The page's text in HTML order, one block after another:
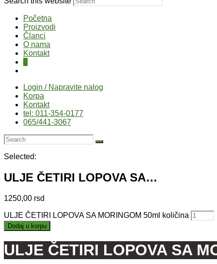
Početna
Proizvodi
Članci
O nama
Kontakt
0
Login / Napravite nalog
Korpa
Kontakt
tel: 011-354-0177
065/441-3067
Selected:
ULJE ČETIRI LOPOVA SA…
1250,00 rsd
ULJE ČETIRI LOPOVA SA MORINGOM 50ml količina
Dodaj u korpu
ULJE ČETIRI LOPOVA SA